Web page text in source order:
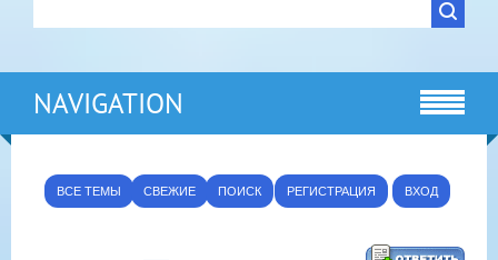
NAVIGATION
ВСЕ ТЕМЫ СВЕЖИЕ ПОИСК РЕГИСТРАЦИЯ ВХОД